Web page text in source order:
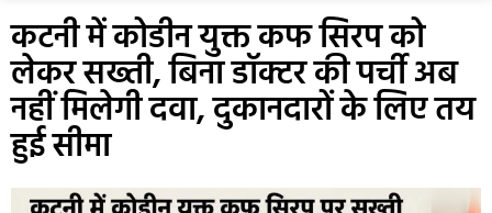
कटनी में कोडीन युक्त कफ सिरप को
लेकर सख्ती, बिना डॉक्टर की पर्ची अब
नहीं मिलेगी दवा, दुकानदारों के लिए तय
हुई सीमा